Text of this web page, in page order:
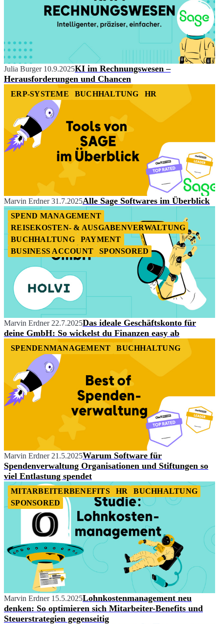
Julia Burger 10.9.2025KI im Rechnungswesen –
Herausforderungen und Chancen
ERP-SYSTEME BUCHHALTUNG HR
Marvin Erdner 31.7.2025Alle Sage Softwares im Überblick
SPEND MANAGEMENT
REISEKOSTEN- & AUSGABENVERWALTUNG
BUCHHALTUNG
PAYMENT
BUSINESS ACCOUNT
SPONSORED
Marvin Erdner 22.7.2025Das ideale Geschäftskonto für
deine GmbH: So wickelst du Finanzen easy ab
SPENDENMANAGEMENT BUCHHALTUNG
Marvin Erdner 21.5.2025Warum Software für
Spendenverwaltung Organisationen und Stiftungen so
viel Entlastung spendet
MITARBEITERBENEFITS HR
BUCHHALTUNG
SPONSORED
Marvin Erdner 15.5.2025Lohnkostenmanagement neu
denken: So optimieren sich Mitarbeiter-Benefits und
Steuerstrategien gegenseitig